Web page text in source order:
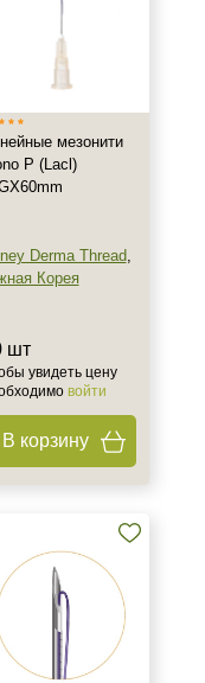
мезонити
P (Lacl)
Derma Thread,
Корея
шт
увидеть цену
войти
В корзину